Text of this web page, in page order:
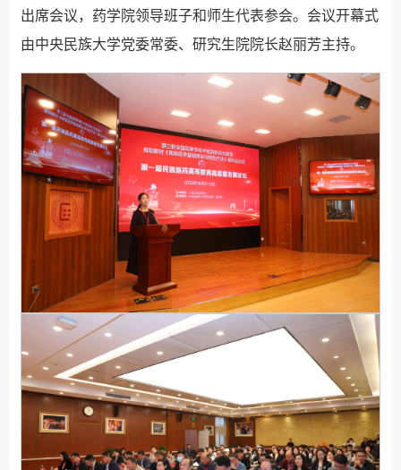
出席会议，药学院领导班子和师生代表参会。会议开幕式
由中央民族大学党委常委、研究生院院长赵丽芳主持。